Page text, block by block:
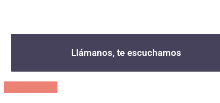
Llámanos, te escuchamos